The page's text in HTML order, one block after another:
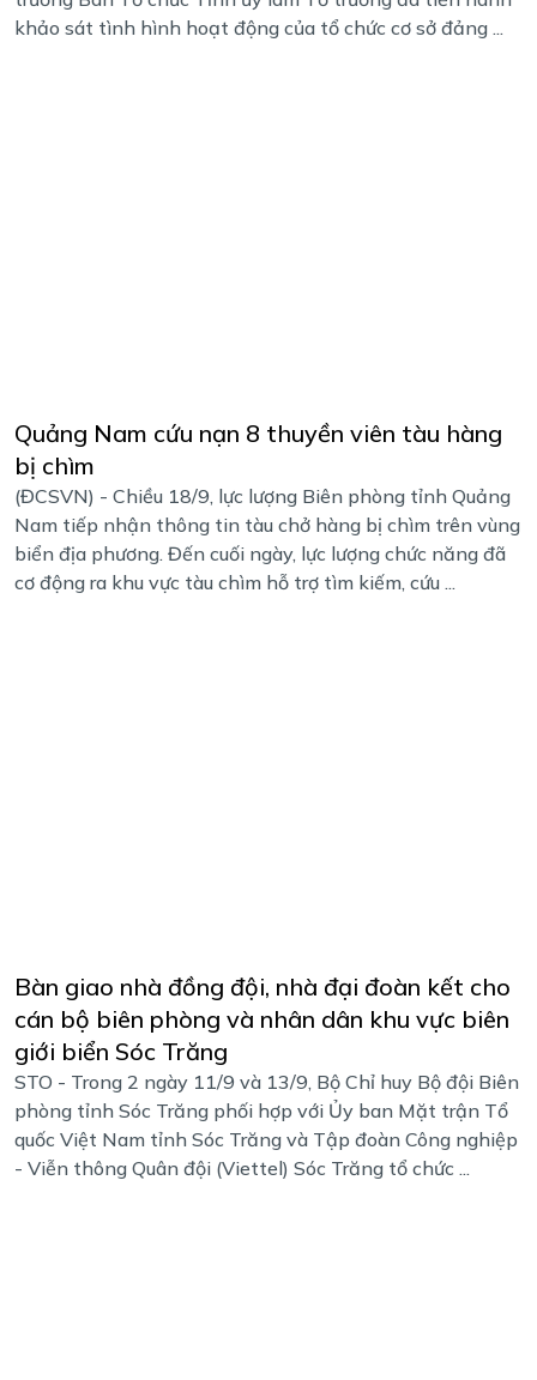
khảo sát tình hình hoạt động của tổ chức cơ sở đảng ...
Quảng Nam cứu nạn 8 thuyền viên tàu hàng
bị chìm
(ĐCSVN) - Chiều 18/9, lực lượng Biên phòng tỉnh Quảng
Nam tiếp nhận thông tin tàu chở hàng bị chìm trên vùng
biển địa phương. Đến cuối ngày, lực lượng chức năng đã
cơ động ra khu vực tàu chìm hỗ trợ tìm kiếm, cứu ...
Bàn giao nhà đồng đội, nhà đại đoàn kết cho
cán bộ biên phòng và nhân dân khu vực biên
giới biển Sóc Trăng
STO - Trong 2 ngày 11/9 và 13/9, Bộ Chỉ huy Bộ đội Biên
phòng tỉnh Sóc Trăng phối hợp với Ủy ban Mặt trận Tổ
quốc Việt Nam tỉnh Sóc Trăng và Tập đoàn Công nghiệp
- Viễn thông Quân đội (Viettel) Sóc Trăng tổ chức ...